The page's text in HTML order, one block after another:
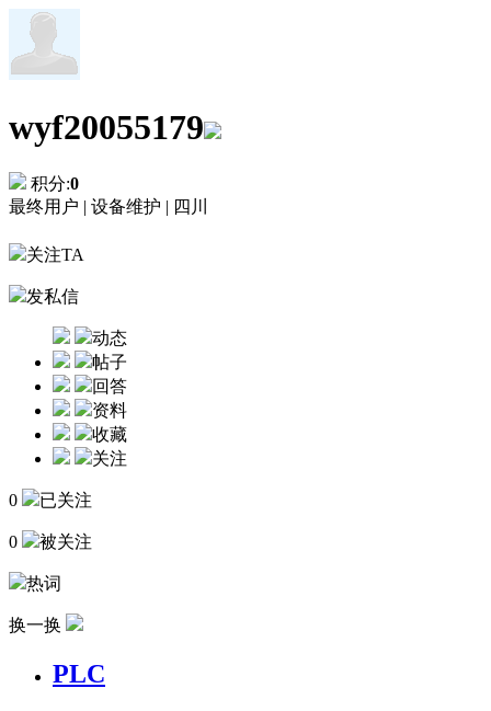
wyf20055179
积分:0
最终用户 | 设备维护 | 四川
关注TA
发私信
动态
帖子
回答
资料
收藏
关注
0 已关注
0 被关注
热词
换一换
PLC